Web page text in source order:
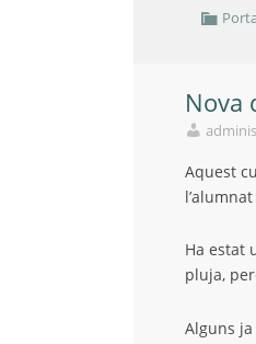
Nova
Aquest
Ha estat
pluja,
Alguns